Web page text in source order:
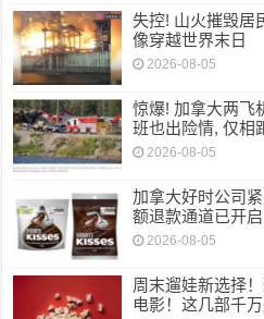
失控! 山火摧毁居
像穿越世界末日
2026-08-05
惊爆! 加拿大两飞
班也出险情, 仅相
2026-08-05
加拿大好时公司
额退款通道已开启
2026-08-05
周末遛娃新选择
电影！这几部千